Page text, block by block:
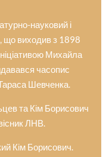
науковий і
що виходив з 1898
Михайла
часопис
Шевченка.
та Кім Борисович
ЛНВ.
Кім Борисович.